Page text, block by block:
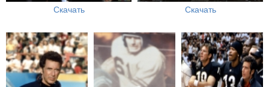
Скачать Скачать